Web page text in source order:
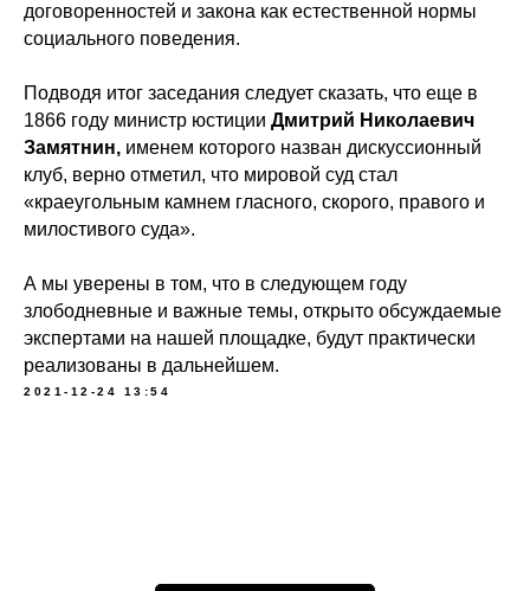
договоренностей и закона как естественной нормы
социального поведения.
Подводя итог заседания следует сказать, что еще в
1866 году министр юстиции Дмитрий Николаевич
Замятнин, именем которого назван дискуссионный
клуб, верно отметил, что мировой суд стал
«краеугольным камнем гласного, скорого, правого и
милостивого суда».
А мы уверены в том, что в следующем году
злободневные и важные темы, открыто обсуждаемые
экспертами на нашей площадке, будут практически
реализованы в дальнейшем.
2021-12-24 13:54